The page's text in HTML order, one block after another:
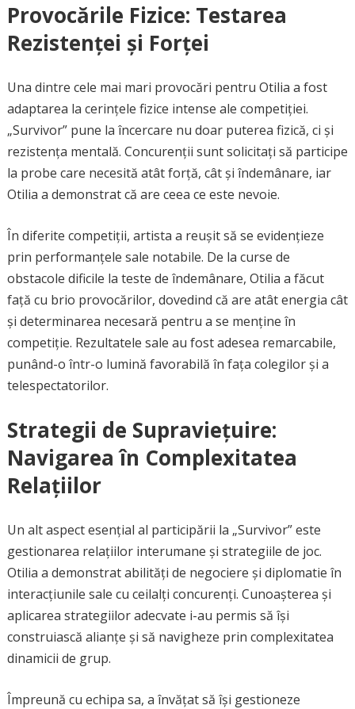
Provocările Fizice: Testarea
Rezistenței și Forței
Una dintre cele mai mari provocări pentru Otilia a fost
adaptarea la cerințele fizice intense ale competiției.
„Survivor” pune la încercare nu doar puterea fizică, ci și
rezistența mentală. Concurenții sunt solicitați să participe
la probe care necesită atât forță, cât și îndemânare, iar
Otilia a demonstrat că are ceea ce este nevoie.
În diferite competiții, artista a reușit să se evidențieze
prin performanțele sale notabile. De la curse de
obstacole dificile la teste de îndemânare, Otilia a făcut
față cu brio provocărilor, dovedind că are atât energia cât
și determinarea necesară pentru a se menține în
competiție. Rezultatele sale au fost adesea remarcabile,
punând-o într-o lumină favorabilă în fața colegilor și a
telespectatorilor.
Strategii de Supraviețuire:
Navigarea în Complexitatea
Relațiilor
Un alt aspect esențial al participării la „Survivor” este
gestionarea relațiilor interumane și strategiile de joc.
Otilia a demonstrat abilități de negociere și diplomatie în
interacțiunile sale cu ceilalți concurenți. Cunoașterea și
aplicarea strategiilor adecvate i-au permis să își
construiască alianțe și să navigheze prin complexitatea
dinamicii de grup.
Împreună cu echipa sa, a învățat să își gestioneze